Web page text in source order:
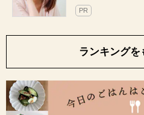
PR
ランキングを